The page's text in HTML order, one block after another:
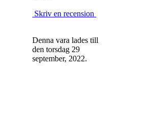
Skriv en recension
Denna vara lades till
den torsdag 29
september, 2022.